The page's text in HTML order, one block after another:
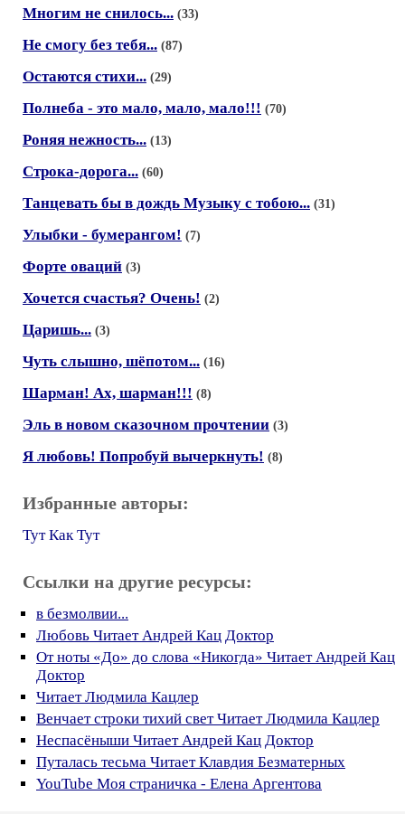
Многим не снилось... (33)
Не смогу без тебя... (87)
Остаются стихи... (29)
Полнеба - это мало, мало, мало!!! (70)
Роняя нежность... (13)
Строка-дорога... (60)
Танцевать бы в дождь Музыку с тобою... (31)
Улыбки - бумерангом! (7)
Форте оваций (3)
Хочется счастья? Очень! (2)
Царишь... (3)
Чуть слышно, шёпотом... (16)
Шарман! Ах, шарман!!! (8)
Эль в новом сказочном прочтении (3)
Я любовь! Попробуй вычеркнуть! (8)
Избранные авторы:
Тут Как Тут
Ссылки на другие ресурсы:
в безмолвии...
Любовь Читает Андрей Кац Доктор
От ноты «До» до слова «Никогда» Читает Андрей Кац
Доктор
Читает Людмила Кацлер
Венчает строки тихий свет Читает Людмила Кацлер
Неспасёныши Читает Андрей Кац Доктор
Путалась тесьма Читает Клавдия Безматерных
YouTube Моя страничка - Елена Аргентова